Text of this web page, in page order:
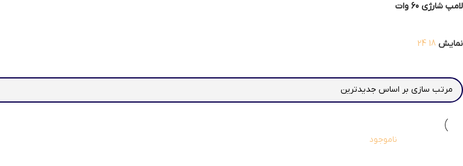
لامپ شارژی 60 وات
نمایش 18
24
ناموجود